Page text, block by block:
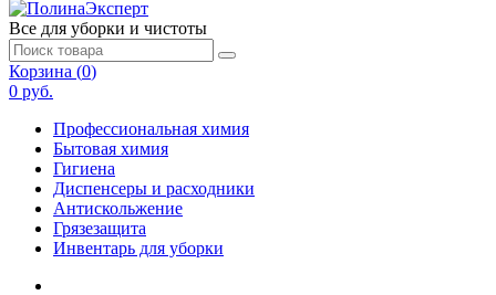
Все для уборки и чистоты
Корзина (0)
0 руб.
Профессиональная химия
Бытовая химия
Гигиена
Диспенсеры и расходники
Антискольжение
Грязезащита
Инвентарь для уборки